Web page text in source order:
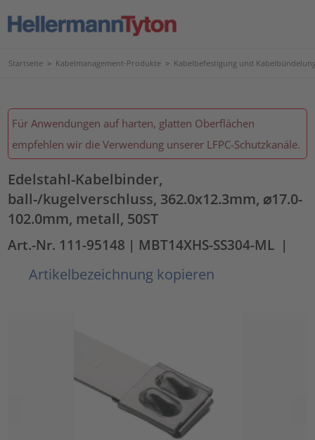
Startseite > Kabelmanagement-Produkte > Kabelbefestigung und
Für Anwendungen auf harten, glatten Oberflächen
empfehlen wir die Verwendung unserer LFPC-Schutzkanäle.
Edelstahl-Kabelbinder,
ball-/kugelverschluss, 362.0x12.3mm, ⌀17.0-
102.0mm, metall, 50ST
Art.-Nr. 111-95148 | MBT14XHS-SS304-ML |
Artikelbezeichnung kopieren